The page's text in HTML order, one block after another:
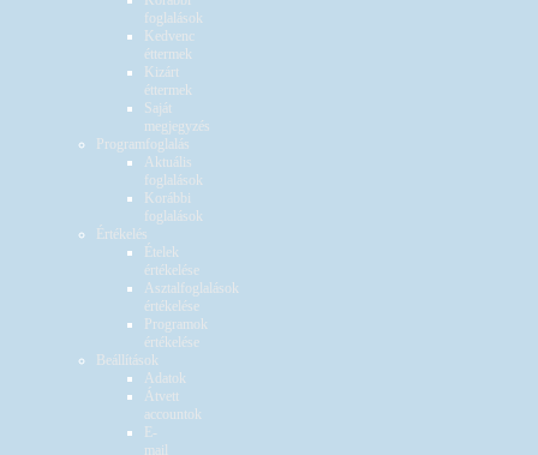
foglalások
Kedvenc
éttermek
Kizárt
éttermek
Saját
megjegyzés
Programfoglalás
Aktuális
foglalások
Korábbi
foglalások
Értékelés
Ételek
értékelése
Asztalfoglalások
értékelése
Programok
értékelése
Beállítások
Adatok
Átvett
accountok
E-
mail